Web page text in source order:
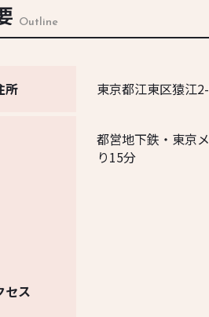
Outline
所 東京都江東区猿江
セス
都営地下鉄・東京
り15分